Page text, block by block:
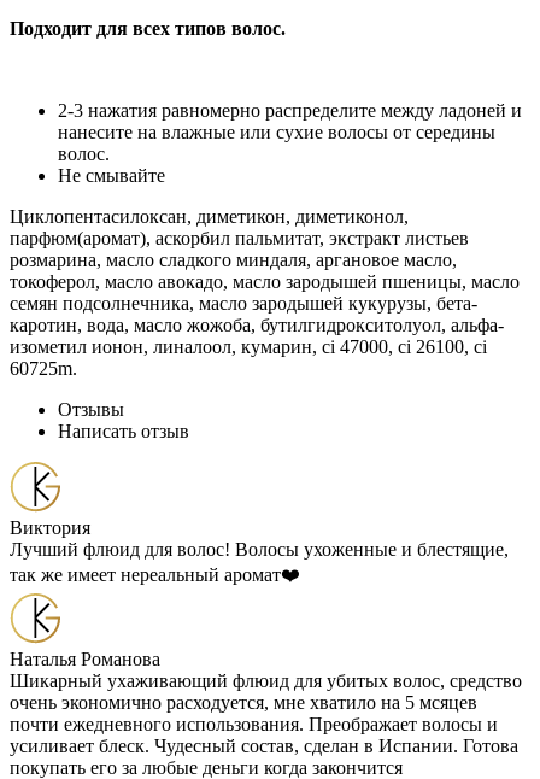
Подходит для всех типов волос.
2-3 нажатия равномерно распределите между ладоней и
нанесите на влажные или сухие волосы от середины
волос.
Не смывайте
Циклопентасилоксан, диметикон, диметиконол,
парфюм(аромат), аскорбил пальмитат, экстракт листьев
розмарина, масло сладкого миндаля, аргановое масло,
токоферол, масло авокадо, масло зародышей пшеницы, масло
семян подсолнечника, масло зародышей кукурузы, бета-
каротин, вода, масло жожоба, бутилгидрокситолуол, альфа-
изометил ионон, линалоол, кумарин, ci 47000, ci 26100, ci
60725m.
Отзывы
Написать отзыв
Виктория
Лучший флюид для волос! Волосы ухоженные и блестящие,
так же имеет нереальный аромат❤️️
Наталья Романова
Шикарный ухаживающий флюид для убитых волос, средство
очень экономично расходуется, мне хватило на 5 мсяцев
почти ежедневного использования. Преображает волосы и
усиливает блеск. Чудесный состав, сделан в Испании. Готова
покупать его за любые деньги когда закончится